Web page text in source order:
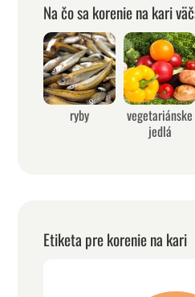
Na čo sa korenie na kari
ryby
vegetariánske
jedlá
Etiketa pre korenie na kari